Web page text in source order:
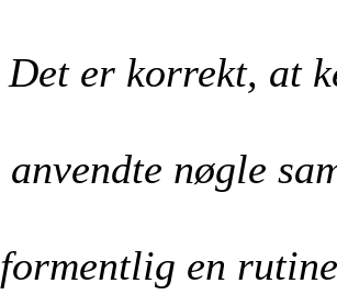
Det er korrekt, at
anvendte nøgle
formentlig en